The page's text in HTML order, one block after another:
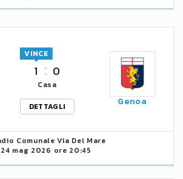
1
VINCE
0
Casa
DETTAGLI
Genoa
Comunale Via Del Mare
24 mag 2026 ore 20:45